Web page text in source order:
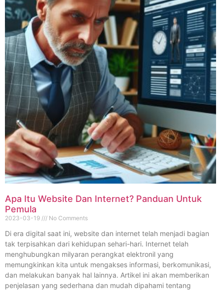
Apa Itu Website Dan Internet? Panduan Untuk
Pemula
2023-03-19 No Comments
Di era digital saat ini, website dan internet telah menjadi bagian
tak terpisahkan dari kehidupan sehari-hari. Internet telah
menghubungkan milyaran perangkat elektronil yang
memungkinkan kita untuk mengakses informasi, berkomunikasi,
dan melakukan banyak hal lainnya. Artikel ini akan memberikan
penjelasan yang sederhana dan mudah dipahami tentang